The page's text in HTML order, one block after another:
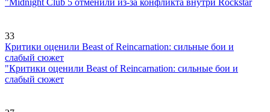
"Midnight Club 5 отменили из-за конфликта внутри Rockstar
33
Критики оценили Beast of Reincarnation: сильные бои и
слабый сюжет
"Критики оценили Beast of Reincarnation: сильные бои и
слабый сюжет